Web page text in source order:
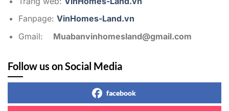
Fanpage: VinHomes-Land.vn
Gmail: Muabanvinhomesland@gmail.com
Follow us on Social Media
facebook